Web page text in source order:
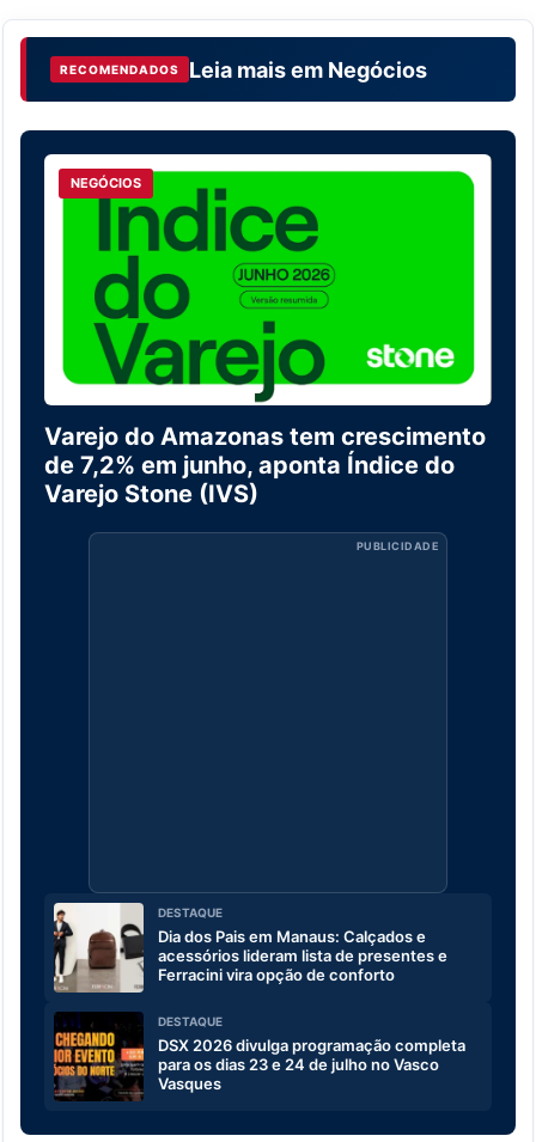
RECOMENDADOS Leia mais em Negócios
NEGÓCIOS
Varejo do Amazonas tem crescimento
de 7,2% em junho, aponta Índice do
Varejo Stone (IVS)
PUBLICIDADE
DESTAQUE
Dia dos Pais em Manaus: Calçados e
acessórios lideram lista de presentes e
Ferracini vira opção de conforto
DESTAQUE
DSX 2026 divulga programação completa
para os dias 23 e 24 de julho no Vasco
Vasques